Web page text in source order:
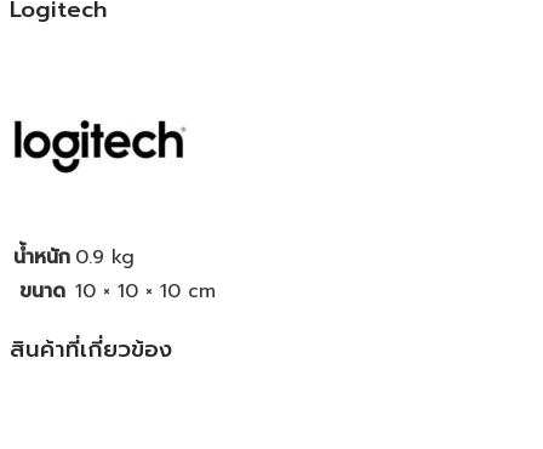
Logitech
น้ำหนัก 0.9 kg
ขนาด 10 × 10 × 10 cm
สินค้าที่เกี่ยวข้อง